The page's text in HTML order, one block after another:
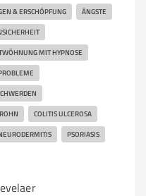
& ERSCHÖPFUNG ÄNGSTE
MIT HYPNOSE
COLITIS ULCEROSA
PSORIASIS